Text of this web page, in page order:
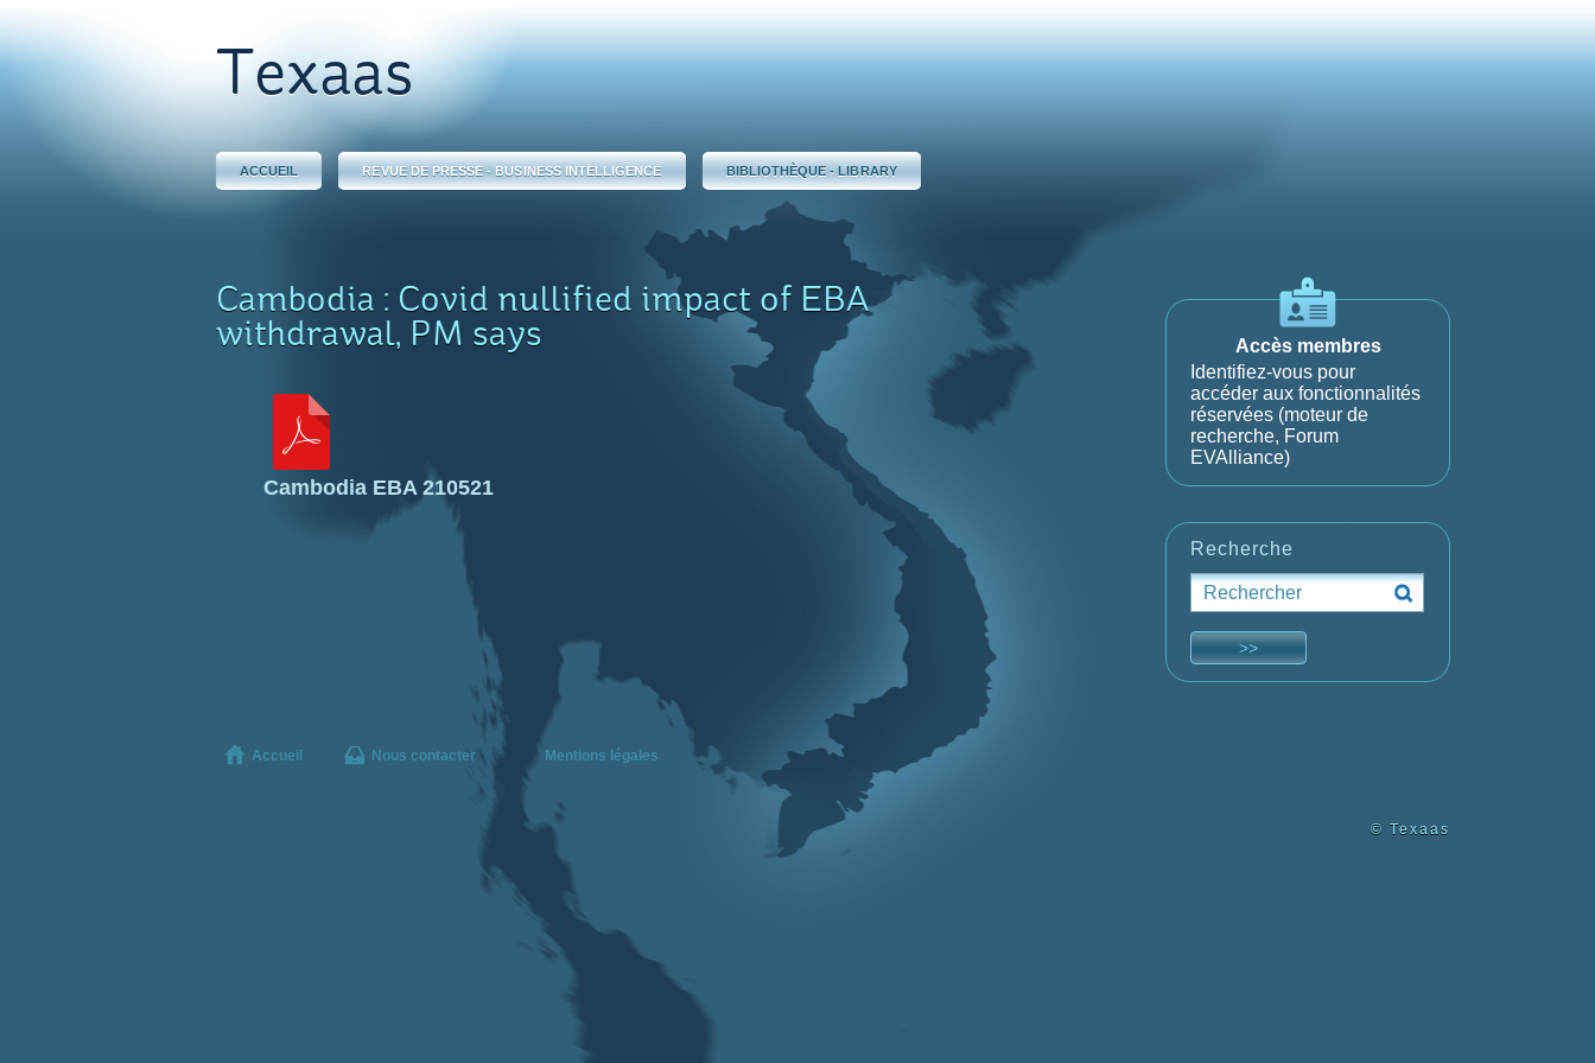
Texaas
ACCUEIL REVUE DE PRESSE - BUSINESS INTELLIGENCE BIBLIOTHÈQUE - LIBRARY
Cambodia : Covid nullified impact of EBA
withdrawal, PM says
Cambodia EBA 210521
Accès membres
Identifiez-vous pour
accéder aux fonctionnalités
réservées (moteur de
recherche, Forum
EVAlliance)
Recherche
Accueil Nous contacter Mentions légales
© Texaas